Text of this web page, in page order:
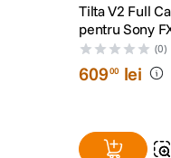
Tilta V2 Full
pentru Sony
Gray
(0)
60900 lei